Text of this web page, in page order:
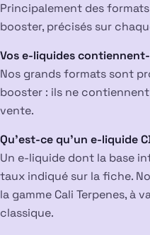
Principalement des
booster, précisés sur
Vos e-liquides
Nos grands formats sont
booster : ils ne
vente.
Qu’est-ce qu’un e-liquide
Un e-liquide dont la base
taux indiqué sur la fiche.
la gamme Cali Terpenes, à
classique.